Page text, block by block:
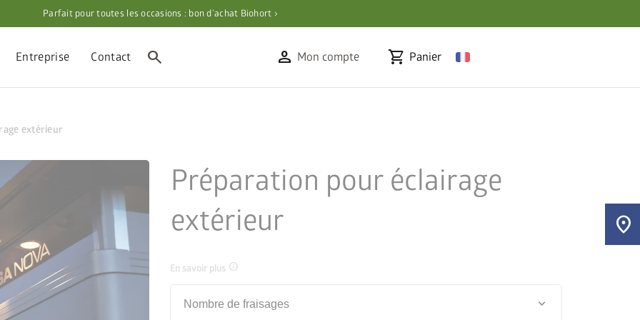
Parfait pour toutes les occasions : bon d’achat Biohort ›
Entreprise Contact search person Mon compte shopping_cart Panier
extérieur
Préparation pour éclairage
extérieur
En savoir plus info
Nombre de fraisages keyboard_arrow_down
location_on